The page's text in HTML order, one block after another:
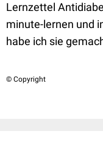
Lernzettel
minute-lernen und
habe ich sie
© Copyright